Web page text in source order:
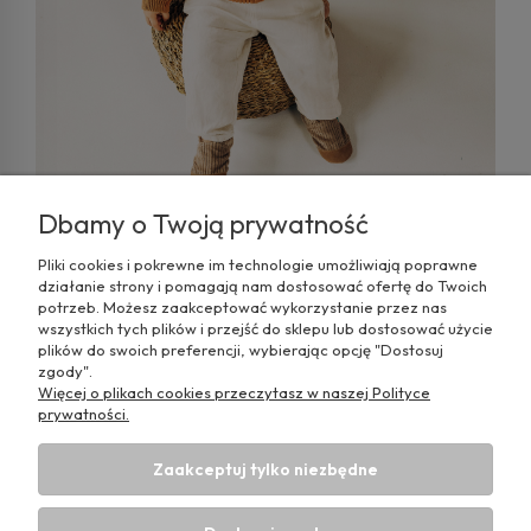
najczęstsze błędy popełniane przez rodziców podczas
wybierania butów dla malucha, aby unikanie ich było dla
Kolekcja Cuddly od TITOT – miękkie sztruksy
w 19 bajecznych kolorach
czytaj całość
Moje konto
Dbamy o Twoją prywatność
Pliki cookies i pokrewne im technologie umożliwiają poprawne
działanie strony i pomagają nam dostosować ofertę do Twoich
potrzeb. Możesz zaakceptować wykorzystanie przez nas
wszystkich tych plików i przejść do sklepu lub dostosować użycie
plików do swoich preferencji, wybierając opcję "Dostosuj
zgody".
Więcej o plikach cookies przeczytasz w naszej Polityce
prywatności.
Zaakceptuj tylko niezbędne